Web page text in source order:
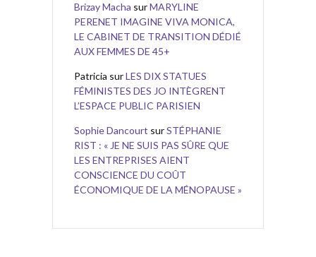
Brizay Macha surMARYLINE
PERENET IMAGINE VIVA MONICA,
LE CABINET DE TRANSITION DÉDIÉ
AUX FEMMES DE 45+
Patricia surLES DIX STATUES
FÉMINISTES DES JO INTÈGRENT
L’ESPACE PUBLIC PARISIEN
Sophie Dancourt surSTÉPHANIE
RIST : « JE NE SUIS PAS SÛRE QUE
LES ENTREPRISES AIENT
CONSCIENCE DU COÛT
ÉCONOMIQUE DE LA MÉNOPAUSE »